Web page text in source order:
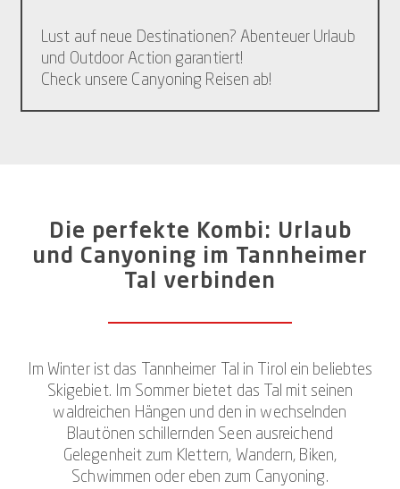
Lust auf neue Destinationen? Abenteuer Urlaub
und Outdoor Action garantiert!
Check unsere Canyoning Reisen ab!
Die perfekte Kombi: Urlaub
und Canyoning im Tannheimer
Tal verbinden
Im Winter ist das Tannheimer Tal in Tirol ein beliebtes
Skigebiet. Im Sommer bietet das Tal mit seinen
waldreichen Hängen und den in wechselnden
Blautönen schillernden Seen ausreichend
Gelegenheit zum Klettern, Wandern, Biken,
Schwimmen oder eben zum Canyoning.